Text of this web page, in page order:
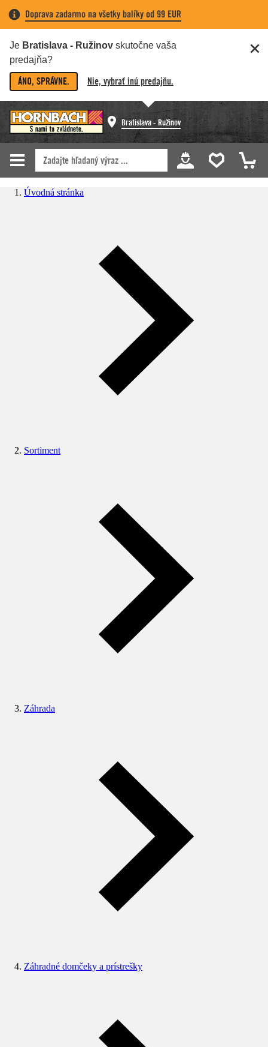
Doprava zadarmo na všetky balíky od 99 EUR
Je Bratislava - Ružinov skutočne vaša
predajňa?
ÁNO, SPRÁVNE. Nie, vybrať inú predajňu.
Bratislava - Ružinov
Úvodná stránka
Sortiment
Záhrada
Záhradné domčeky a prístrešky